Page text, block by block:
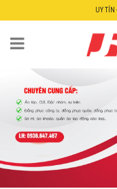
UY